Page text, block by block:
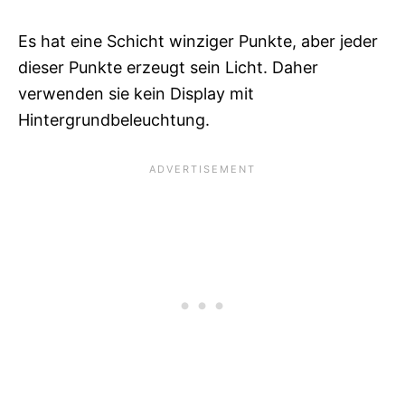
Es hat eine Schicht winziger Punkte, aber jeder
dieser Punkte erzeugt sein Licht. Daher
verwenden sie kein Display mit
Hintergrundbeleuchtung.